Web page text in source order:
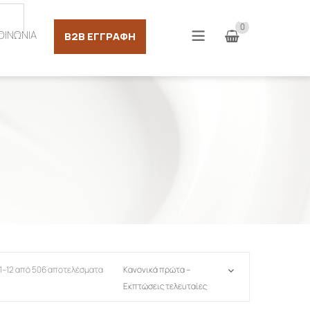
B2B ΕΓΓΡΑΦΉ
0
από 506 αποτελέσματα
Κανονικά πρώτα –
Εκπτώσεις τελευταίες